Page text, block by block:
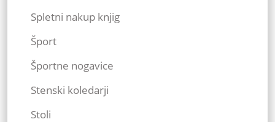
Spletni nakup knjig
Šport
Športne nogavice
Stenski koledarji
Stoli